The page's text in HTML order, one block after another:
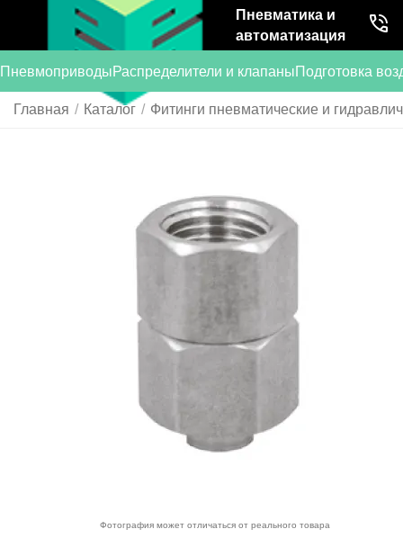
Пневматика и
автоматизация
ПневмоприводыРаспределители и клапаныПодготовка
Главная / Каталог / Фитинги пневматические и
Фотография может отличаться от реального товара